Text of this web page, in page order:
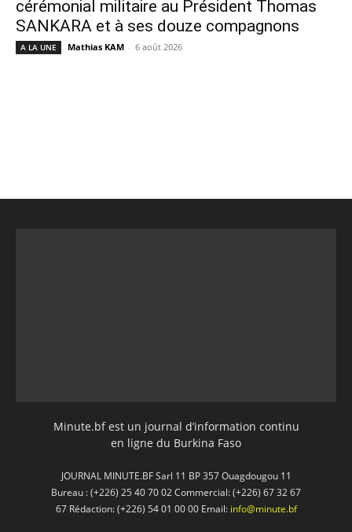
cérémonial militaire au Président Thomas
SANKARA et à ses douze compagnons
A LA UNE Mathias KAM - 6 août 2026
Minute.bf est un journal d’information continu
en ligne du Burkina Faso
JOURNAL MINUTE.BF Sarl 11 BP 357 Ouagdougou 11
Bureau : (+226) 25 40 70 02 Commercial: (+226) 67 32 67
67 Rédaction: (+226) 54 01 00 00 Email: info@minute.bf